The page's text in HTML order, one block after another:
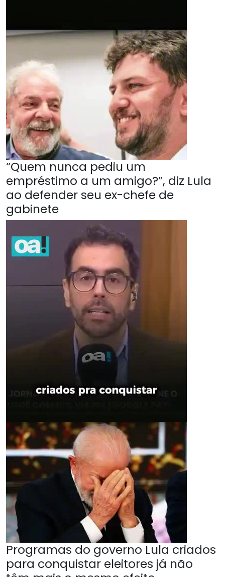
“Quem nunca pediu um
empréstimo a um amigo?”, diz Lula
ao defender seu ex-chefe de
gabinete
Programas do governo Lula criados
para conquistar eleitores já não